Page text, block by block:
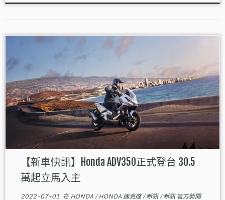
【新車快訊】Honda ADV350正式登台 30.5
萬起立馬入主
2022-07-01 在HONDA/HONDA 速克達/新訊/新訊 官方新聞